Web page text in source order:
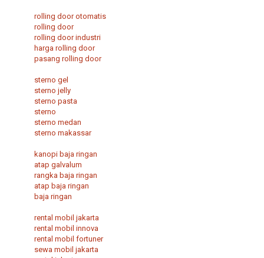
rolling door otomatis
rolling door
rolling door industri
harga rolling door
pasang rolling door
sterno gel
sterno jelly
sterno pasta
sterno
sterno medan
sterno makassar
kanopi baja ringan
atap galvalum
rangka baja ringan
atap baja ringan
baja ringan
rental mobil jakarta
rental mobil innova
rental mobil fortuner
sewa mobil jakarta